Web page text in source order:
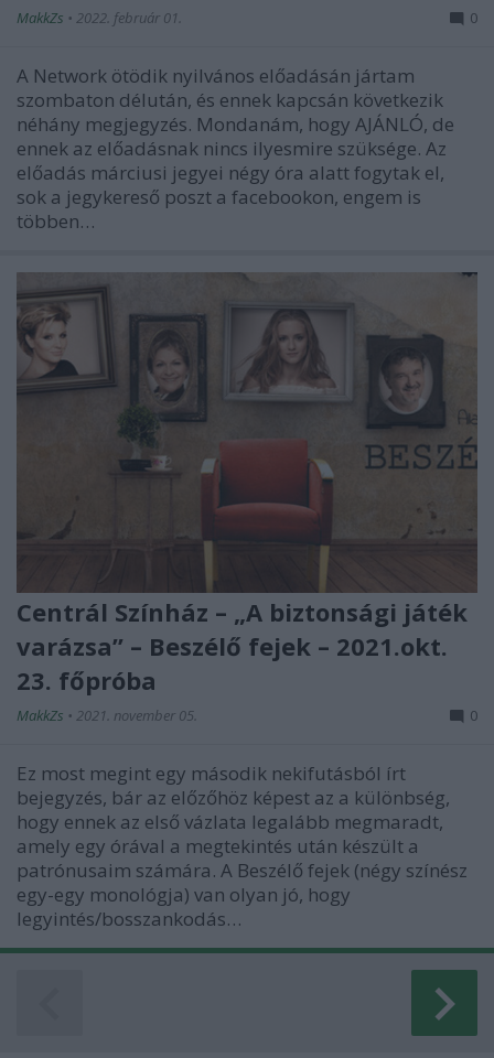
MakkZs • 2022. február 01. 0
A Network ötödik nyilvános előadásán jártam
szombaton délután, és ennek kapcsán következik
néhány megjegyzés. Mondanám, hogy AJÁNLÓ, de
ennek az előadásnak nincs ilyesmire szüksége. Az
előadás márciusi jegyei négy óra alatt fogytak el,
sok a jegykereső poszt a facebookon, engem is
többen…
Centrál Színház – „A biztonsági játék
varázsa” – Beszélő fejek – 2021.okt.
23. főpróba
MakkZs • 2021. november 05. 0
Ez most megint egy második nekifutásból írt
bejegyzés, bár az előzőhöz képest az a különbség,
hogy ennek az első vázlata legalább megmaradt,
amely egy órával a megtekintés után készült a
patrónusaim számára. A Beszélő fejek (négy színész
egy-egy monológja) van olyan jó, hogy
legyintés/bosszankodás…